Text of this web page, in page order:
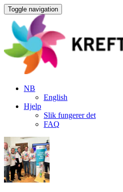
Toggle navigation
NB
English
Hjelp
Slik fungerer det
FAQ